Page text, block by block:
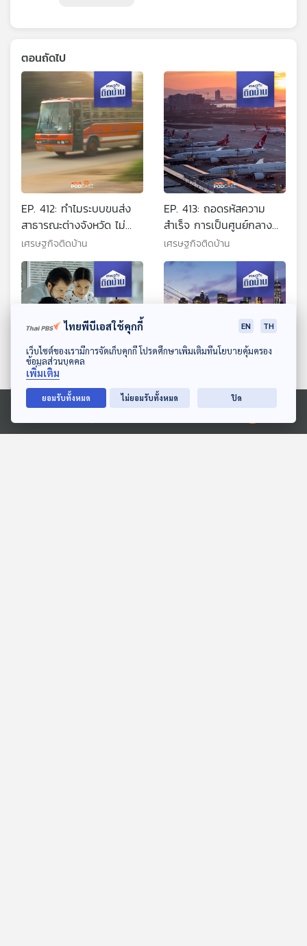
ดาวน์โหลด Thai PBS Podcast Application
Ⓒ 2020 องค์การกระจายเสียงและแพร่ภาพสาธารณะแห่งประเทศไทย
ตอนถัดไป
EP. 412: ทำไมระบบขนส่ง
สาธารณะต่างจังหวัด ไม่
เติบโต
เศรษฐกิจติดบ้าน
EP. 413: ถอดรหัสความ
สำเร็จ การเป็นศูนย์กลาง
การบินของโลก
เศรษฐกิจติดบ้าน
EP. 414: เทรนด์องค์กรใน
แรงงานรุ่นใหม่ต้องการ
เศรษฐกิจติดบ้าน
EP. 415: คลื่นคนจีนลักลอบ
เท่า
เศรษฐกิจติดบ้าน
ไทยพีบีเอสใช้คุกกี้ EN TH
เว็บไซต์ของเรามีการจัดเก็บคุกกี้ โปรดศึกษาเพิ่มเติมที่นโยบายคุ้มครอง
ข้อมูลส่วนบุคคล
เพิ่มเติม
ยอมรับทั้งหมด ไม่ยอมรับทั้งหมด ปิด